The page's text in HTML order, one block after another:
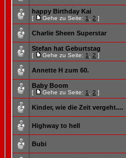
happy Birthday Kai
[ Gehe zu Seite: 1 2 ]
Charlie Sheen Superstar
Stefan hat Geburtstag
[ Gehe zu Seite: 1 2 ]
Annette H zum 60.
Baby Boom
[ Gehe zu Seite: 1 2 ]
Kinder, wie die Zeit vergeht....
Highway to hell
Bubi